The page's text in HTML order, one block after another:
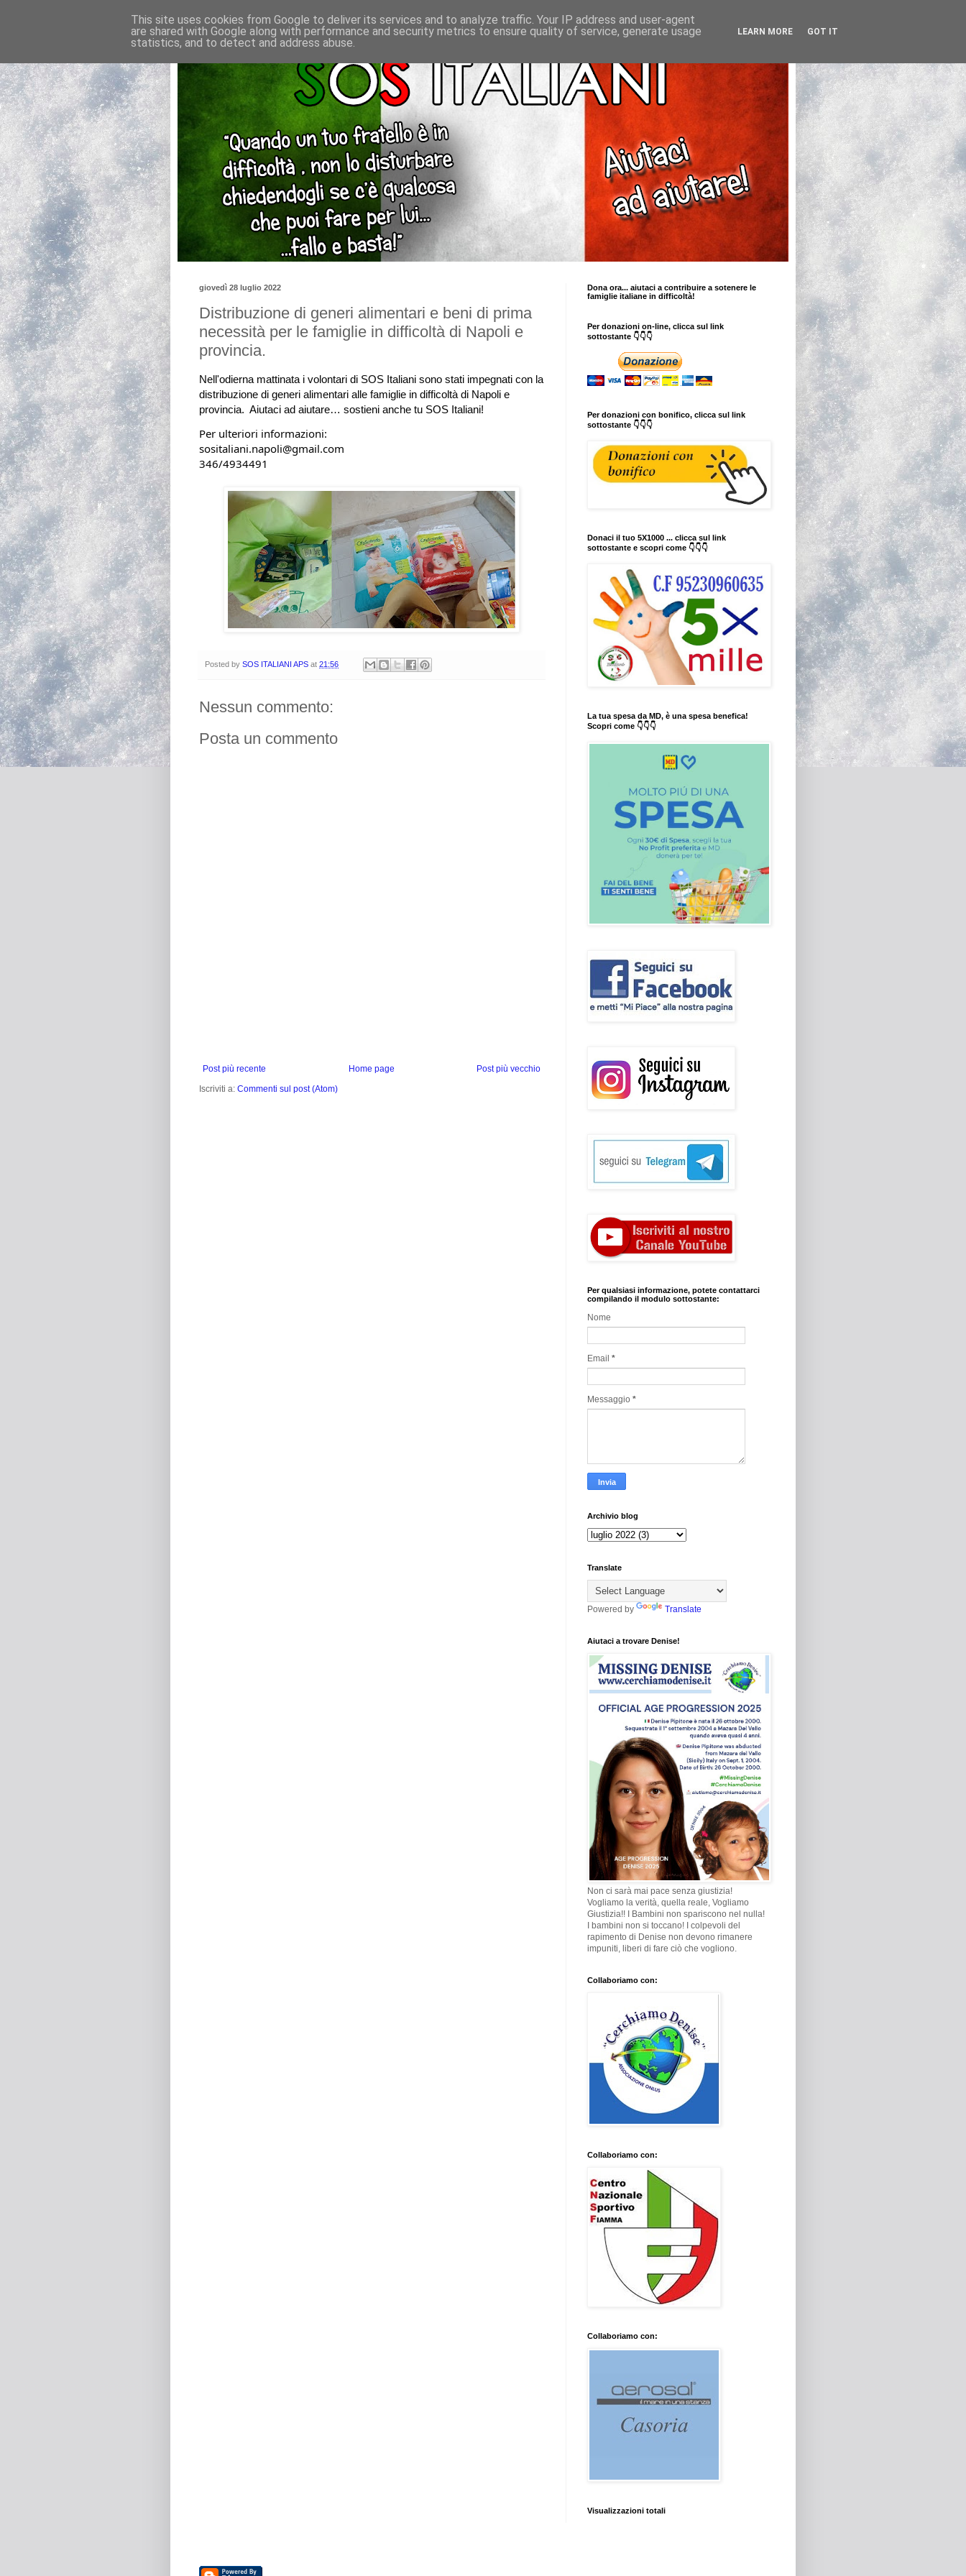
giovedì 28 luglio 2022
Distribuzione di generi alimentari e beni di prima
necessità per le famiglie in difficoltà di Napoli e
provincia.
Nell'odierna mattinata i volontari di SOS Italiani sono stati impegnati con la
distribuzione di generi alimentari alle famiglie in difficoltà di Napoli e
provincia. Aiutaci ad aiutare… sostieni anche tu SOS Italiani!
Per ulteriori informazioni:
sositaliani.napoli@gmail.com
346/4934491
Posted by SOS ITALIANI APS at 21:56
Nessun commento:
Posta un commento
Post più recente Post più vecchio
Home page
Iscriviti a: Commenti sul post (Atom)
Dona ora... aiutaci a contribuire a sotenere le
famiglie italiane in difficoltà!
Per donazioni on-line, clicca sul link
sottostante 👇👇👇
Per donazioni con bonifico, clicca sul link
sottostante 👇👇👇
Donaci il tuo 5X1000 ... clicca sul link
sottostante e scopri come 👇👇👇
La tua spesa da MD, è una spesa benefica!
Scopri come 👇👇👇
Per qualsiasi informazione, potete contattarci
compilando il modulo sottostante:
Nome
Email *
Messaggio *
Archivio blog
Translate
Powered by Translate
Aiutaci a trovare Denise!
Non ci sarà mai pace senza giustizia!
Vogliamo la verità, quella reale, Vogliamo
Giustizia!! I Bambini non spariscono nel nulla!
I bambini non si toccano! I colpevoli del
rapimento di Denise non devono rimanere
impuniti, liberi di fare ciò che vogliono.
Collaboriamo con:
Collaboriamo con:
Collaboriamo con:
Visualizzazioni totali
This site uses cookies from Google to deliver its services and to analyze traffic. Your IP address and user-agent
are shared with Google along with performance and security metrics to ensure quality of service, generate usage
statistics, and to detect and address abuse.
LEARN MORE GOT IT